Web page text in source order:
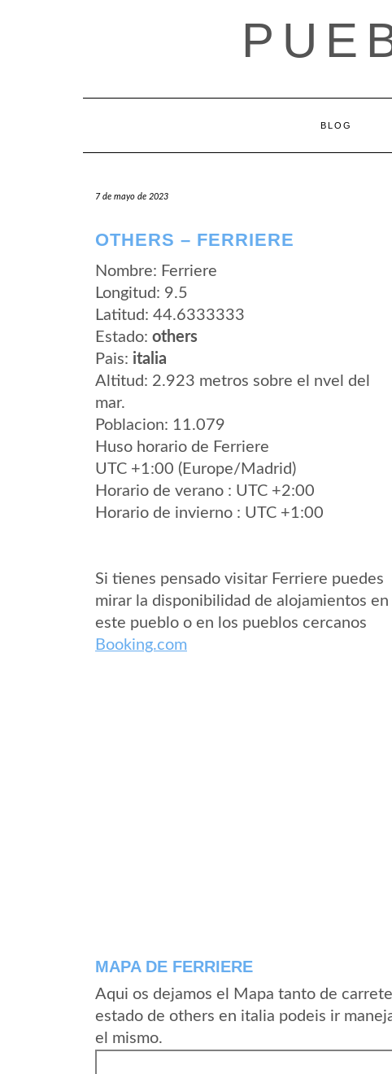
BLOG
7 de mayo de 2023
OTHERS – FERRIERE
Nombre: Ferriere
Longitud: 9.5
Latitud: 44.6333333
Estado: others
Pais: italia
Altitud: 2.923 metros sobre el nvel del
mar.
Poblacion: 11.079
Huso horario de Ferriere
UTC +1:00 (Europe/Madrid)
Horario de verano : UTC +2:00
Horario de invierno : UTC +1:00
Si tienes pensado visitar Ferriere puedes
mirar la disponibilidad de alojamientos en
este pueblo o en los pueblos cercanos
Booking.com
MAPA DE FERRIERE
Aqui os dejamos el Mapa tanto de
estado de others en italia podeis ir
el mismo.